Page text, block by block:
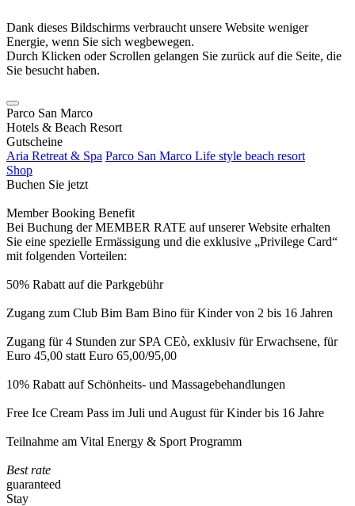
Dank dieses Bildschirms verbraucht unsere Website weniger
Energie, wenn Sie sich wegbewegen.
Durch Klicken oder Scrollen gelangen Sie zurück auf die Seite, die
Sie besucht haben.
Parco San Marco
Hotels & Beach Resort
Gutscheine
Aria Retreat & Spa Parco San Marco Life style beach resort
Shop
Buchen Sie jetzt
Member Booking Benefit
Bei Buchung der MEMBER RATE auf unserer Website erhalten
Sie eine spezielle Ermässigung und die exklusive „Privilege Card“
mit folgenden Vorteilen:
50% Rabatt auf die Parkgebühr
Zugang zum Club Bim Bam Bino für Kinder von 2 bis 16 Jahren
Zugang für 4 Stunden zur SPA CEò, exklusiv für Erwachsene, für
Euro 45,00 statt Euro 65,00/95,00
10% Rabatt auf Schönheits- und Massagebehandlungen
Free Ice Cream Pass im Juli und August für Kinder bis 16 Jahre
Teilnahme am Vital Energy & Sport Programm
Best rate
guaranteed
Stay